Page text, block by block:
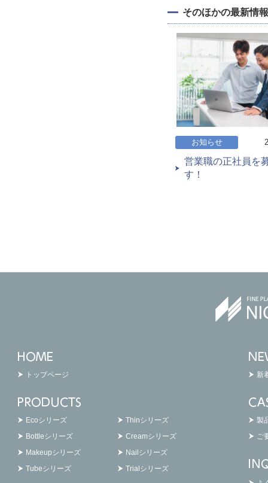
そのほかの最新情報
お知らせ
営業職の正社員を
す！
トップページ
Ecoシリーズ
Thinシリーズ
Bottleシリーズ
Creamシリーズ
Makeupシリーズ
Nailシリーズ
Tubeシリーズ
Trialシリーズ
新
製
ご